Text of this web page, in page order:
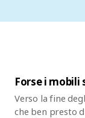
Forse i mobili
Verso la fine
che ben presto